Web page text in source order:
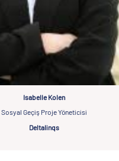
Isabelle Kolen
Sosyal Geçiş Proje Yöneticisi
Deltalinqs